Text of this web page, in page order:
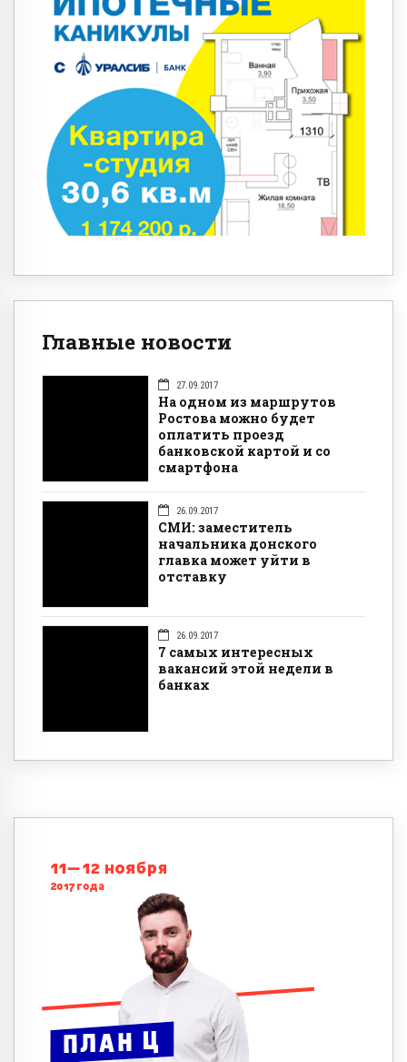
Главные новости
27.09.2017
На одном из маршрутов
Ростова можно будет
оплатить проезд
банковской картой и со
смартфона
26.09.2017
СМИ: заместитель
начальника донского
главка может уйти в
отставку
26.09.2017
7 самых интересных
вакансий этой недели в
банках